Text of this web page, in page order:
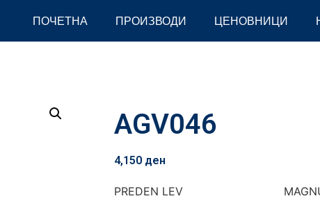
ПОЧЕТНА ПРОИЗВОДИ ЦЕНОВНИЦИ
AGV046
4,150 ден
PREDEN LEV